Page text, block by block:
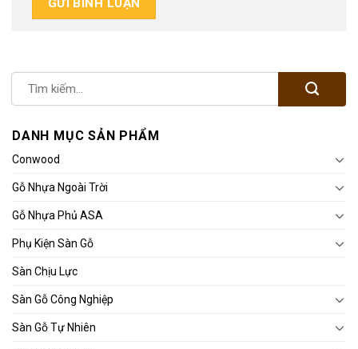
DANH MỤC SẢN PHẨM
Conwood
Gỗ Nhựa Ngoài Trời
Gỗ Nhựa Phủ ASA
Phụ Kiện Sàn Gỗ
Sàn Chịu Lực
Sàn Gỗ Công Nghiệp
Sàn Gỗ Tự Nhiên